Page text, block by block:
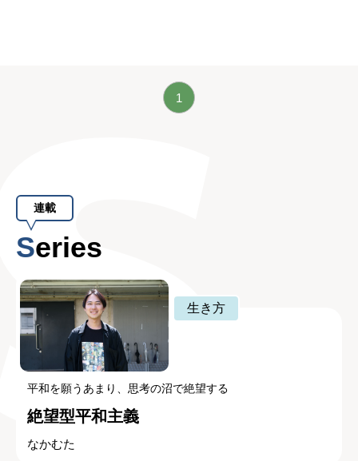
1
連載
Series
生き方
平和を願うあまり、思考の沼で絶望する
絶望型平和主義
なかむた